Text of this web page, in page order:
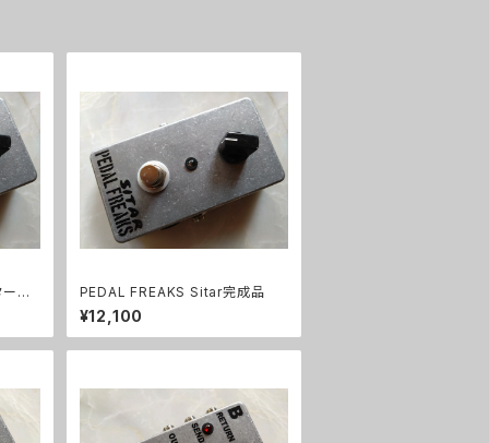
ル PEDAL FREAKS Sitar完成品
¥12,100